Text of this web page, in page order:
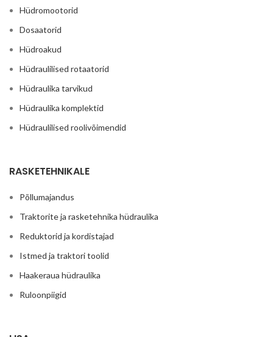
Hüdromootorid
Dosaatorid
Hüdroakud
Hüdraulilised rotaatorid
Hüdraulika tarvikud
Hüdraulika komplektid
Hüdraulilised roolivõimendid
RASKETEHNIKALE
Põllumajandus
Traktorite ja rasketehnika hüdraulika
Reduktorid ja kordistajad
Istmed ja traktori toolid
Haakeraua hüdraulika
Ruloonpiigid